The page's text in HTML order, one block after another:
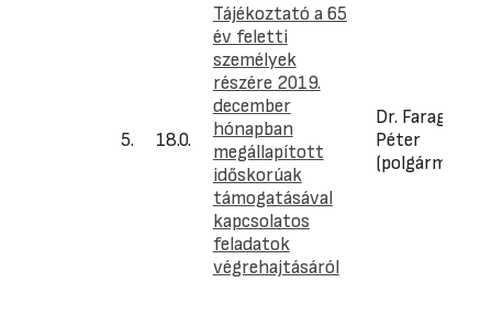
5. 18.0.
Tájékoztató a 65
év feletti
személyek
részére 2019.
december
hónapban
megállapított
időskorúak
támogatásával
kapcsolatos
feladatok
végrehajtásáról
Dr. Faragó
Péter